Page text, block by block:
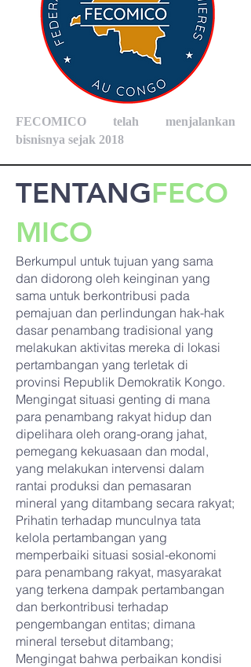
FECOMICO telah menjalankan
bisnisnya sejak 2018
TENTANGFECO
MICO
Berkumpul untuk tujuan yang sama
dan didorong oleh keinginan yang
sama untuk berkontribusi pada
pemajuan dan perlindungan hak-hak
dasar penambang tradisional yang
melakukan aktivitas mereka di lokasi
pertambangan yang terletak di
provinsi Republik Demokratik Kongo.
Mengingat situasi genting di mana
para penambang rakyat hidup dan
dipelihara oleh orang-orang jahat,
pemegang kekuasaan dan modal,
yang melakukan intervensi dalam
rantai produksi dan pemasaran
mineral yang ditambang secara rakyat;
Prihatin terhadap munculnya tata
kelola pertambangan yang
memperbaiki situasi sosial-ekonomi
para penambang rakyat, masyarakat
yang terkena dampak pertambangan
dan berkontribusi terhadap
pengembangan entitas; dimana
mineral tersebut ditambang;
Mengingat bahwa perbaikan kondisi